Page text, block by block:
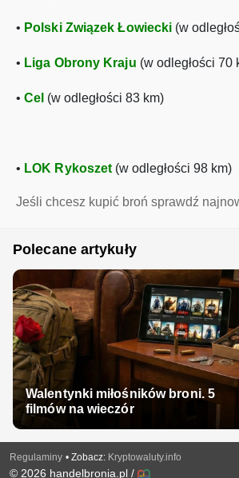
• Polski Związek Łowiecki (w
• Liga Obrony Kraju (w odległości 70
• Cel (w odległości 83 km)
• LOK Rykoszet (w odległości 98 km)
Jeśli chcesz kupić broń sprawdź
Polecane artykuły
Walentynki miłośników broni. 5
filmów na wieczór
Regulaminy • Zobacz: Kryptowaluty.info
© 2026 handelbronia.pl /